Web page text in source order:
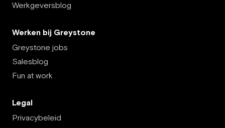
Werkgeversblog
Werken bij Greystone
Greystone jobs
Salesblog
Fun at work
Legal
Privacybeleid